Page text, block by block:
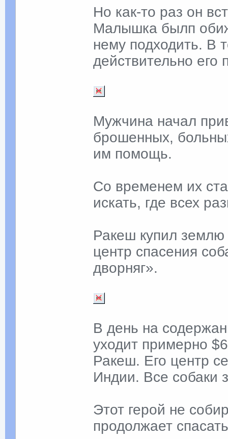
Но как-то раз он
Малышка былп
нему подходить. В
действительно его
Мужчина начал
брошенных,
им помощь.
Со временем их
искать, где всех
Ракеш купил землю
центр спасения
дворняг».
В день на
уходит примерно
Ракеш. Его центр
Индии. Все собаки
Этот герой не
продолжает